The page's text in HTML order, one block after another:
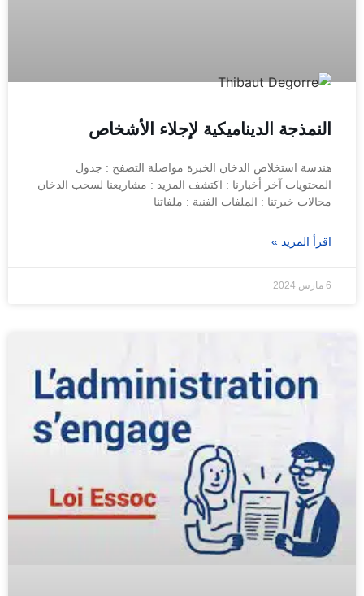
النمذجة الديناميكية لإجلاء الأشخاص
هندسة استخلاص الدخان الخبرة مواصلة التصفح : جدول
المحتويات آخر أخبارنا : اكتشف المزيد : مشاريعنا لسحب الدخان
مجالات خبرتنا : الملفات الفنية : ملفاتنا
اقرأ المزيد »
6 مارس 2024